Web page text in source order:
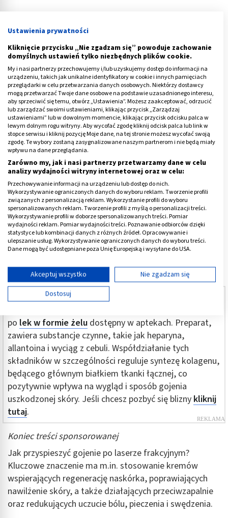
Pielęgnacja po zabiegu laserem
frakcyjnym. Jak wygląda gojenie?
Bezpośrednio po zabiegu skóra jest zaczerwieniona,
występuje też miejscowy obrzęk, pojawić się może
również sączenie. Skóra jest tkliwa, możliwa jest lekka
bolesność.
Finalnie w miejscach działania lasera tworzą się
maleńkie strupki, które następnie złuszczają, nie
pozostawiając po sobie trwałych śladów. Gojenie i
rekonwalescencja nie trwają jednak długo – zwykle
zajmuje to około 5 dni, czasem tylko nieco dłużej.
Początek treści sponsorowanej
W przypadku nieestetycznych blizn pooparzeniowych,
po lek w formie żelu dostępny w aptekach. Preparat,
zawiera substancje czynne, takie jak heparyna,
allantoina i wyciąg z cebuli. Współdziałanie tych
składników w szczególności reguluje syntezę kolagenu,
będącego głównym białkiem tkanki łącznej, co
pozytywnie wpływa na wygląd i sposób gojenia
uszkodzonej skóry. Jeśli chcesz pozbyć się blizny kliknij
tutaj.
Koniec treści sponsorowanej
Jak przyspieszyć gojenie po laserze frakcyjnym?
Kluczowe znaczenie ma m.in. stosowanie kremów
wspierających regenerację naskórka, poprawiających
nawilżenie skóry, a także działających przeciwzapalnie
oraz redukujących uczucie bólu, pieczenia i swędzenia.
Ustawienia prywatności
Kliknięcie przycisku „Nie zgadzam się” powoduje zachowanie
domyślnych ustawień tylko niezbędnych plików cookie.
My i nasi partnerzy przechowujemy i/lub uzyskujemy dostęp do informacji na
urządzeniu, takich jak unikalne identyfikatory w cookie i innych pamięciach
przeglądarki w celu przetwarzania danych osobowych. Niektórzy dostawcy
mogą przetwarzać Twoje dane osobowe na podstawie uzasadnionego interesu,
aby sprzeciwić się temu, otwórz „Ustawienia”. Możesz zaakceptować, odrzucić
lub zarządzać swoimi ustawieniami, klikając przycisk „Zarządzaj
ustawieniami” lub w dowolnym momencie, klikając przycisk odcisku palca w
lewym dolnym rogu witryny. Aby wycofać zgodę kliknij odcisk palca lub link w
stopce serwisu i kliknij pozycję Moje dane, na tej stronie możesz wycofać swoją
zgodę. Te wybory zostaną zasygnalizowane naszym partnerom i nie będą miały
wpływu na dane przeglądania.
Zarówno my, jak i nasi partnerzy przetwarzamy dane w celu
analizy wydajności witryny internetowej oraz w celu:
Przechowywanie informacji na urządzeniu lub dostęp do nich.
Wykorzystywanie ograniczonych danych do wyboru reklam. Tworzenie profili
związanych z personalizacją reklam. Wykorzystanie profili do wyboru
spersonalizowanych reklam. Tworzenie profili z myślą o personalizacji treści.
Wykorzystywanie profili w doborze spersonalizowanych treści. Pomiar
wydajności reklam. Pomiar wydajności treści. Poznawanie odbiorców dzięki
statystyce lub kombinacji danych z różnych źródeł. Opracowywanie i
ulepszanie usług. Wykorzystywanie ograniczonych danych do wyboru treści.
Dane mogą być udostępniane poza Unię Europejską i wysyłane do USA.
Wyświetl listę partnerów (11 dostawców IAB)
Używamy Twoich danych w następujących celach:
Cele przetwarzania IAB:
dostęp do nich
Wykorzystywanie ograniczonych danych do
wyboru reklam
Tworzenie profili w celu spersonalizowanych
reklam
Wykorzystanie profili do wyboru
spersonalizowanych reklam
Tworzenie profili w celu personalizacji treści
Wykorzystywanie profili w celu doboru
spersonalizowanych treści
Pomiar efektywności reklam
Pomiar efektywności treści
Akceptuj wszystko
Nie zgadzam się
Dostosuj